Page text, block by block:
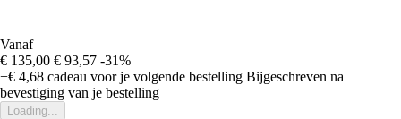
Vanaf
€ 135,00 € 93,57 -31%
+€ 4,68 cadeau voor je volgende bestelling Bijgeschreven na
bevestiging van je bestelling
Loading...